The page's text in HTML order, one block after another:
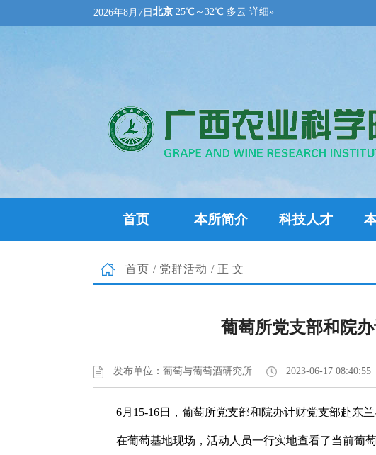
2026年8月7日
首页 本所简介 科技人才
首页 / 党群活动 /正文
葡萄所党支部和院
发布单位：葡萄与葡萄酒研究所 2023-06-17 08:40:55
6月15-16日，葡萄所党支部和院办计财党支部赴东
在葡萄基地现场，活动人员一行实地查看了当前葡